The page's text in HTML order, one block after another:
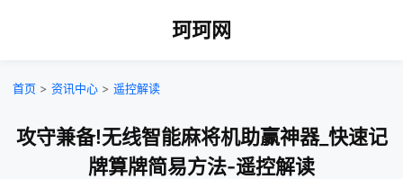
珂珂网
首页 > 资讯中心 > 遥控解读
攻守兼备!无线智能麻将机助赢神器_快速记
牌算牌简易方法-遥控解读